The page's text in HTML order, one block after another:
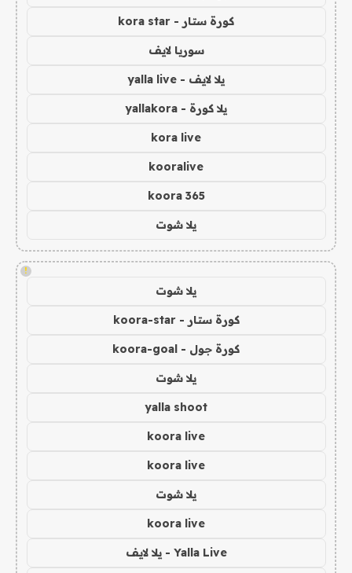
كورة ستار - kora star
سوريا لايف
يلا لايف - yalla live
يلا كورة - yallakora
kora live
kooralive
koora 365
يلا شوت
!
يلا شوت
كورة ستار - koora-star
كورة جول - koora-goal
يلا شوت
yalla shoot
koora live
koora live
يلا شوت
koora live
Yalla Live - يلا لايف